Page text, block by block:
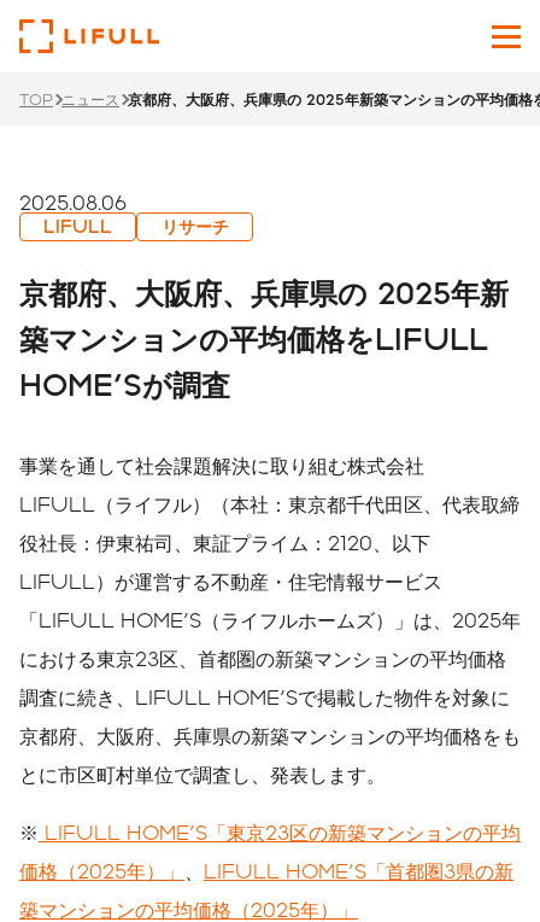
Japanese English
サービス
ニュース
サステナビリティ
TOP ニュース 京都府、大阪府、兵庫県の 2025年新築マンションの平均価
2025.08.06
LIFULL リサーチ
京都府、大阪府、兵庫県の 2025年新
築マンションの平均価格をLIFULL
HOME'Sが調査
事業を通して社会課題解決に取り組む株式会社
LIFULL（ライフル）（本社：東京都千代田区、代表取締
役社長：伊東祐司、東証プライム：2120、以下
LIFULL）が運営する不動産・住宅情報サービス
「LIFULL HOME'S（ライフルホームズ）」は、2025年
における東京23区、首都圏の新築マンションの平均価格
調査に続き、LIFULL HOME'Sで掲載した物件を対象に
京都府、大阪府、兵庫県の新築マンションの平均価格をも
とに市区町村単位で調査し、発表します。
※ LIFULL HOME'S「東京23区の新築マンションの平均
価格（2025年）」
LIFULL HOME'S「首都圏3県の新
築マンションの平均価格（2025年）」